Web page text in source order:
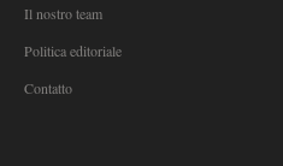
Il nostro team
Politica editoriale
Contatto